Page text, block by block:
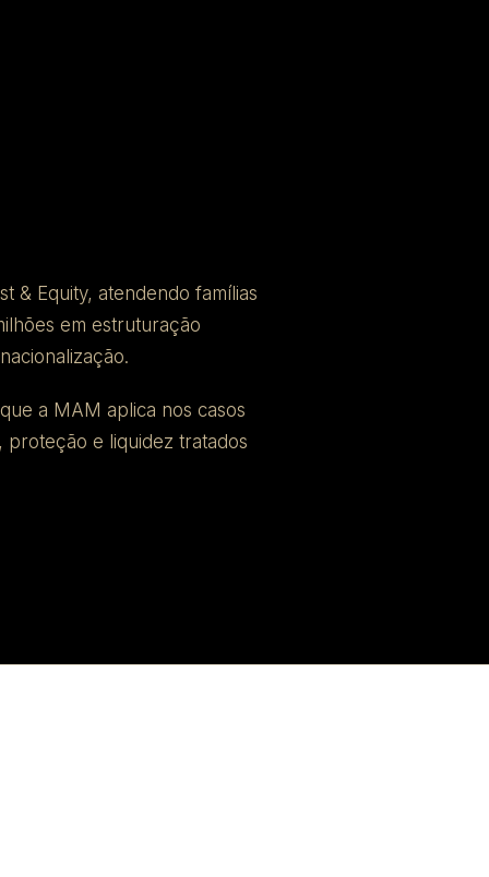
& Equity, atendendo famílias
em estruturação
a MAM aplica nos casos
proteção e liquidez tratados